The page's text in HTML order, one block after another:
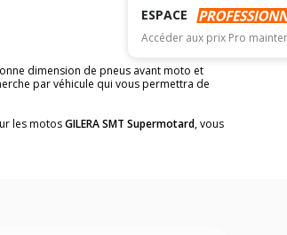
ESPACE
Accéder aux prix Pro
dimension de pneus avant moto et
par véhicule qui vous permettra de
les motosGILERA SMT Supermotard, vous
pneumatiques, dans le carnet de bord de